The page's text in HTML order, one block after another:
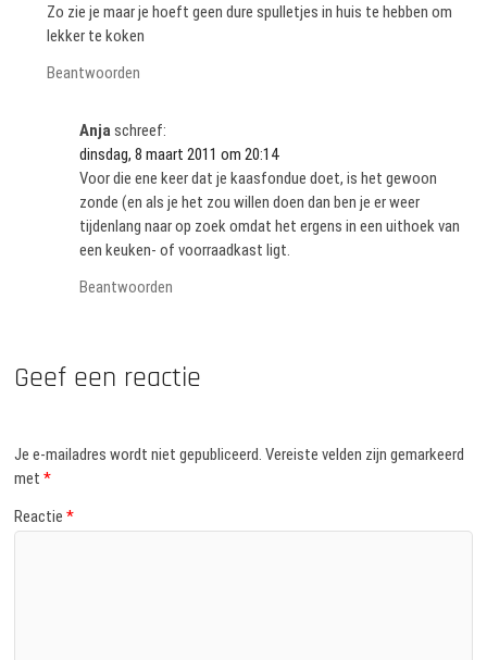
Zo zie je maar je hoeft geen dure spulletjes in huis te hebben om
lekker te koken
Beantwoorden
Anjaschreef:
dinsdag, 8 maart 2011 om 20:14
Voor die ene keer dat je kaasfondue doet, is het gewoon
zonde (en als je het zou willen doen dan ben je er weer
tijdenlang naar op zoek omdat het ergens in een uithoek van
een keuken- of voorraadkast ligt.
Beantwoorden
Geef een reactie
Je e-mailadres wordt niet gepubliceerd. Vereiste velden zijn gemarkeerd
met*
Reactie*